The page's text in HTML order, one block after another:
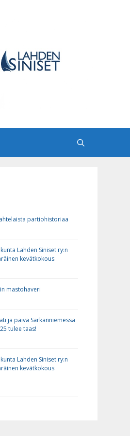
partiohistoriaa
Lahden Siniset ry:n
kevätkokous
mastohaveri
ja päivä Särkänniemessä
tulee taas!
Lahden Siniset ry:n
kevätkokous